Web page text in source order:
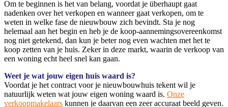
Om te beginnen is het van belang, voordat je überhaupt gaat
nadenken over het verkopen en wanneer gaat verkopen, om te
weten in welke fase de nieuwbouw zich bevindt. Sta je nog
helemaal aan het begin en heb je de koop-aannemingsovereenkomst
nog niet getekend, dan kun je beter nog even wachten met het te
koop zetten van je huis. Zeker in deze markt, waarin de verkoop van
een woning echt heel snel kan gaan.
Weet je wat jouw eigen huis waard is?
Voordat je het contract voor je nieuwbouwhuis tekent wil je
natuurlijk weten wat jouw eigen woning waard is. Onze
verkoopmakelaars kunnen je daarvan een zeer accuraat beeld geven.